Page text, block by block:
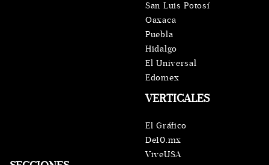
VERTICALES
El Gráfico
De10.mx
ViveUSA
San Luis Potosí
Oaxaca
Puebla
Hidalgo
El Universal
Edomex